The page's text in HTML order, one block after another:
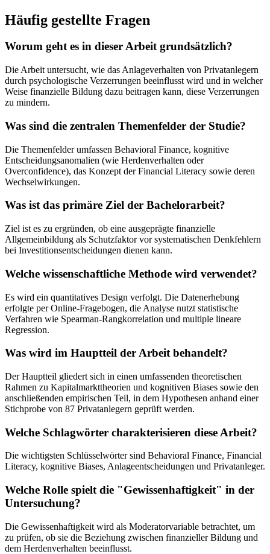
Häufig gestellte Fragen
Worum geht es in dieser Arbeit grundsätzlich?
Die Arbeit untersucht, wie das Anlageverhalten von Privatanlegern
durch psychologische Verzerrungen beeinflusst wird und in welcher
Weise finanzielle Bildung dazu beitragen kann, diese Verzerrungen
zu mindern.
Was sind die zentralen Themenfelder der Studie?
Die Themenfelder umfassen Behavioral Finance, kognitive
Entscheidungsanomalien (wie Herdenverhalten oder
Overconfidence), das Konzept der Financial Literacy sowie deren
Wechselwirkungen.
Was ist das primäre Ziel der Bachelorarbeit?
Ziel ist es zu ergründen, ob eine ausgeprägte finanzielle
Allgemeinbildung als Schutzfaktor vor systematischen Denkfehlern
bei Investitionsentscheidungen dienen kann.
Welche wissenschaftliche Methode wird verwendet?
Es wird ein quantitatives Design verfolgt. Die Datenerhebung
erfolgte per Online-Fragebogen, die Analyse nutzt statistische
Verfahren wie Spearman-Rangkorrelation und multiple lineare
Regression.
Was wird im Hauptteil der Arbeit behandelt?
Der Hauptteil gliedert sich in einen umfassenden theoretischen
Rahmen zu Kapitalmarkttheorien und kognitiven Biases sowie den
anschließenden empirischen Teil, in dem Hypothesen anhand einer
Stichprobe von 87 Privatanlegern geprüft werden.
Welche Schlagwörter charakterisieren diese Arbeit?
Die wichtigsten Schlüsselwörter sind Behavioral Finance, Financial
Literacy, kognitive Biases, Anlageentscheidungen und Privatanleger.
Welche Rolle spielt die "Gewissenhaftigkeit" in der
Untersuchung?
Die Gewissenhaftigkeit wird als Moderatorvariable betrachtet, um
zu prüfen, ob sie die Beziehung zwischen finanzieller Bildung und
dem Herdenverhalten beeinflusst.